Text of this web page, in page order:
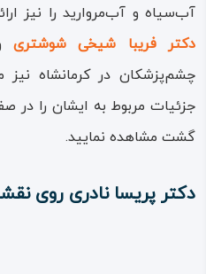
آب‌سیاه و آب‌مروارید را نیز
دکتر فریبا شیخی شوشتری
چشم‌پزشکان در کرمانشاه
جزئیات مربوط به ایشان را در
گشت مشاهده نمایید.
دکتر پریسا نادری روی